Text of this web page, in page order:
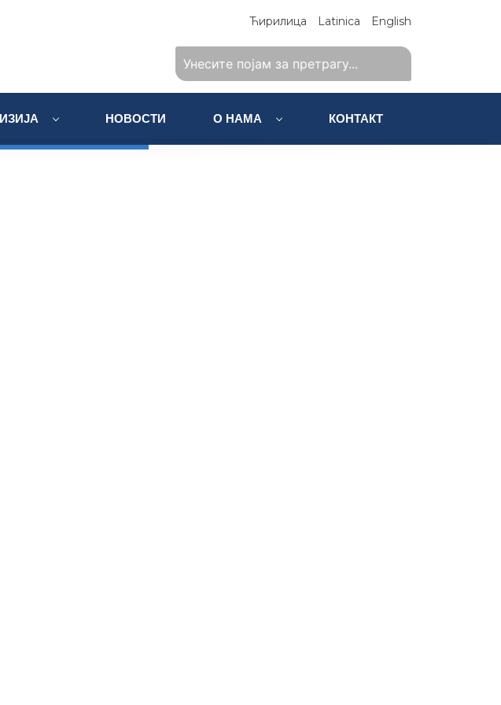
Ћирилица Latinica English
НОВОСТИ О НАМА КОНТАКТ